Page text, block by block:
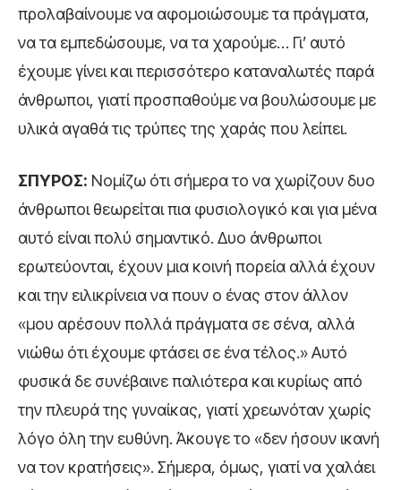
προλαβαίνουμε να αφομοιώσουμε τα πράγματα,
να τα εμπεδώσουμε, να τα χαρούμε… Γι’ αυτό
έχουμε γίνει και περισσότερο καταναλωτές παρά
άνθρωποι, γιατί προσπαθούμε να βουλώσουμε με
υλικά αγαθά τις τρύπες της χαράς που λείπει.
ΣΠΥΡΟΣ: Νομίζω ότι σήμερα το να χωρίζουν δυο
άνθρωποι θεωρείται πια φυσιολογικό και για μένα
αυτό είναι πολύ σημαντικό. Δυο άνθρωποι
ερωτεύονται, έχουν μια κοινή πορεία αλλά έχουν
και την ειλικρίνεια να πουν ο ένας στον άλλον
«μου αρέσουν πολλά πράγματα σε σένα, αλλά
νιώθω ότι έχουμε φτάσει σε ένα τέλος.» Αυτό
φυσικά δε συνέβαινε παλιότερα και κυρίως από
την πλευρά της γυναίκας, γιατί χρεωνόταν χωρίς
λόγο όλη την ευθύνη. Άκουγε το «δεν ήσουν ικανή
να τον κρατήσεις». Σήμερα, όμως, γιατί να χαλάει